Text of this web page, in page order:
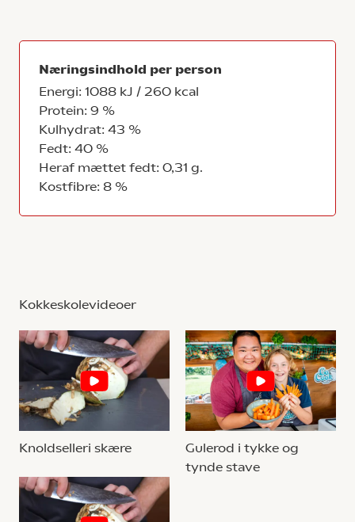
Næringsindhold per person
Energi: 1088 kJ / 260 kcal
Protein: 9 %
Kulhydrat: 43 %
Fedt: 40 %
Heraf mættet fedt: 0,31 g.
Kostfibre: 8 %
Kokkeskolevideoer
Knoldselleri skære
Gulerod i tykke og
tynde stave